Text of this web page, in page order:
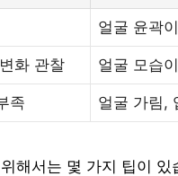
얼굴 윤곽
화 관찰 얼굴 모습
족 얼굴 가림,
해서는 몇 가지 팁이